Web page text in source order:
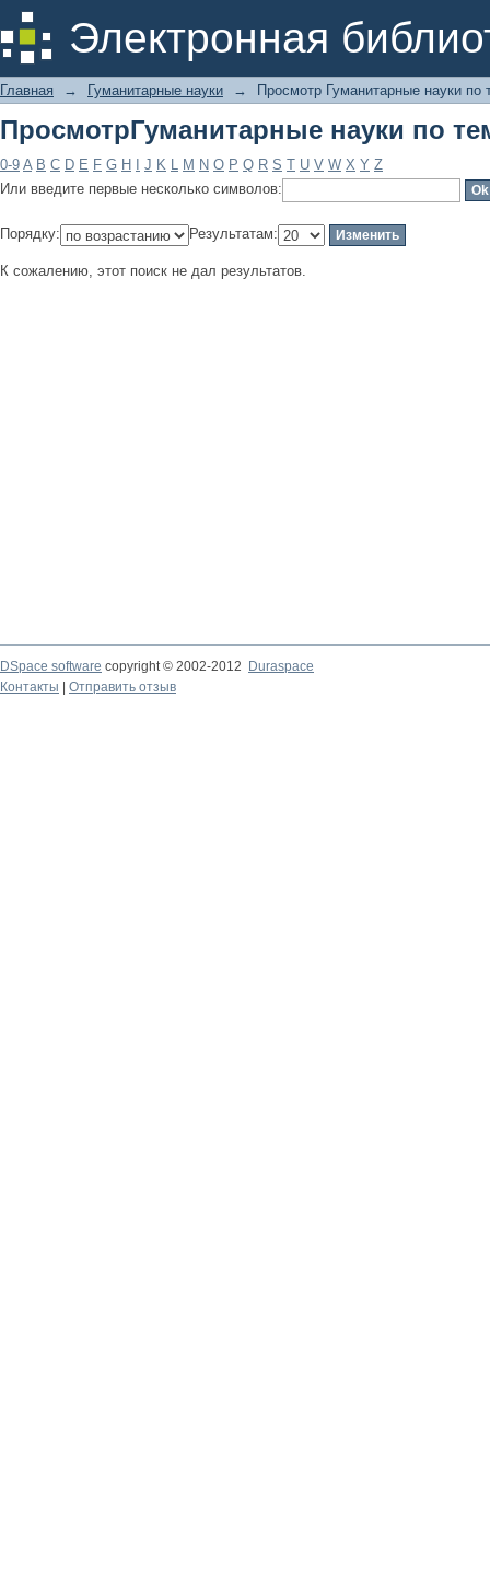
Электронная
ПросмотрГуманитарные науки по
Главная → Гуманитарные науки → Просмотр Гуманитарные науки по
ПросмотрГуманитарные науки по
0-9 A B C D E F G H J K L M N O P Q R S T U V W X Y Z
Или введите первые несколько символов:
Порядку: Результатам:
К сожалению, этот поиск не дал результатов.
DSpace software copyright © 2002-2012
Duraspace
Контакты
Отправить отзыв